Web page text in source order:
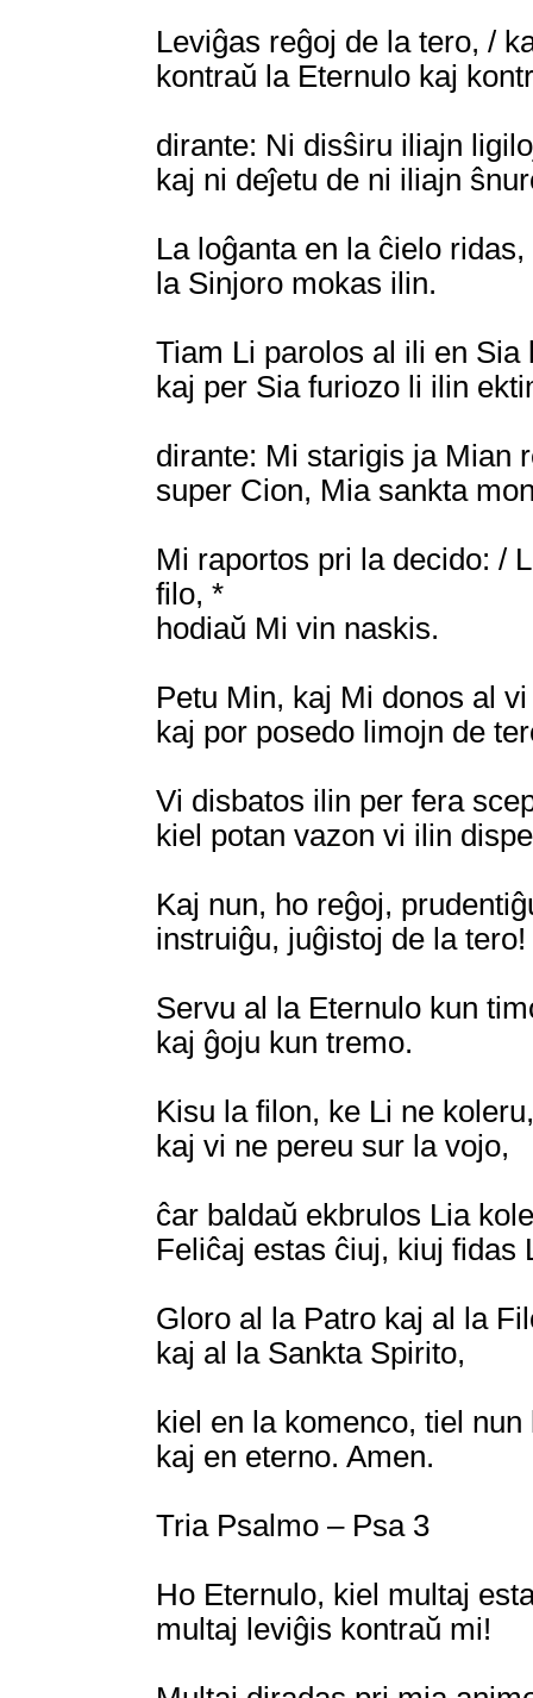
Leviĝas reĝoj de la tero, /
kontraŭ la Eternulo kaj
dirante: Ni disŝiru iliajn
kaj ni deĵetu de ni iliajn
La loĝanta en la ĉielo ridas,
la Sinjoro mokas ilin.
Tiam Li parolos al ili en Sia
kaj per Sia furiozo li ilin
dirante: Mi starigis ja Mian
super Cion, Mia sankta
Mi raportos pri la decido: /
filo, *
hodiaŭ Mi vin naskis.
Petu Min, kaj Mi donos al
kaj por posedo limojn de
Vi disbatos ilin per fera
kiel potan vazon vi ilin
Kaj nun, ho reĝoj,
instruiĝu, juĝistoj de la tero!
Servu al la Eternulo kun
kaj ĝoju kun tremo.
Kisu la filon, ke Li ne
kaj vi ne pereu sur la vojo,
ĉar baldaŭ ekbrulos Lia
Feliĉaj estas ĉiuj, kiuj fidas
Gloro al la Patro kaj al la
kaj al la Sankta Spirito,
kiel en la komenco, tiel
kaj en eterno. Amen.
Tria Psalmo – Psa 3
Ho Eternulo, kiel multaj
multaj leviĝis kontraŭ mi!